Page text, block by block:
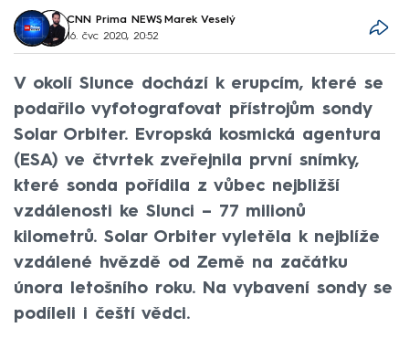
CNN Prima NEWS, Marek Veselý
16. čvc 2020, 20:52
V okolí Slunce dochází k erupcím, které se
podařilo vyfotografovat přístrojům sondy
Solar Orbiter. Evropská kosmická agentura
(ESA) ve čtvrtek zveřejnila první snímky,
které sonda pořídila z vůbec nejbližší
vzdálenosti ke Slunci – 77 milionů
kilometrů. Solar Orbiter vyletěla k nejblíže
vzdálené hvězdě od Země na začátku
února letošního roku. Na vybavení sondy se
podíleli i čeští vědci.